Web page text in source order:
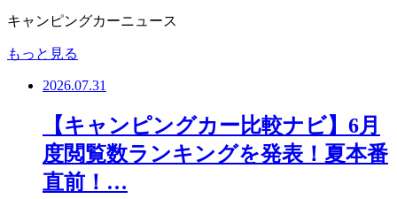
キャンピングカーニュース
もっと見る
2026.07.31
【キャンピングカー比較ナビ】6月
度閲覧数ランキングを発表！夏本番
直前！…